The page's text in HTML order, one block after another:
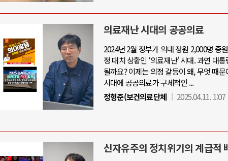
의료재난 시대의 공공의료
2024년 2월 정부가 의대 정원 2,000명 증
정 대치 상황인 ‘의료재난' 시대. 과연 대
될까요? 이제는 의정 갈등이 왜, 무엇 때
시대에 공공의료가 구체적인 ...
정형준(보건의료단체
2025.04.11. 1:07
신자유주의 정치위기의 계급적
우크라이나, 덴마크, 에스토니아, 네덜란..
러·우크라, 대규모 공습 주고받아…민간 ..
이란,